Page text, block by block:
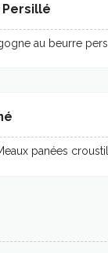
au beurre
panées